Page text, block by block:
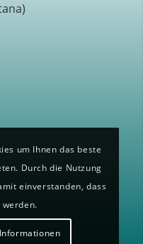
um Ihnen das beste
Durch die Nutzung
einverstanden, dass
werden.